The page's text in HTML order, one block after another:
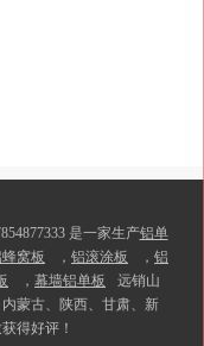
是一家生产铝单
窝板 ， 铝滚涂板 ， 铝
， 幕墙铝单板
远销山
蒙古、陕西、甘肃、新
得好评！